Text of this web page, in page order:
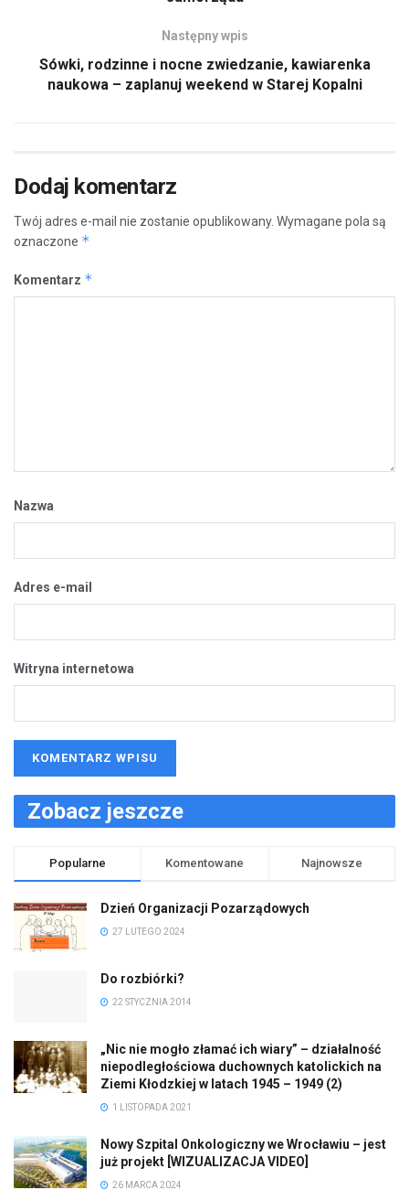
Następny wpis
Sówki, rodzinne i nocne zwiedzanie, kawiarenka
naukowa – zaplanuj weekend w Starej Kopalni
Dodaj komentarz
Twój adres e-mail nie zostanie opublikowany. Wymagane pola są
oznaczone *
Komentarz *
Nazwa
Adres e-mail
Witryna internetowa
Zobacz jeszcze
Popularne Komentowane Najnowsze
Dzień Organizacji Pozarządowych
27 LUTEGO 2024
Do rozbiórki?
22 STYCZNIA 2014
„Nic nie mogło złamać ich wiary” – działalność
niepodległościowa duchownych katolickich na
Ziemi Kłodzkiej w latach 1945 – 1949 (2)
1 LISTOPADA 2021
Nowy Szpital Onkologiczny we Wrocławiu – jest
już projekt [WIZUALIZACJA VIDEO]
26 MARCA 2024